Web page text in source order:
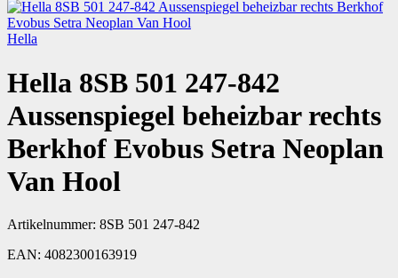
Hella
Hella 8SB 501 247-842
Aussenspiegel beheizbar rechts
Berkhof Evobus Setra Neoplan
Van Hool
Artikelnummer: 8SB 501 247-842
EAN: 4082300163919